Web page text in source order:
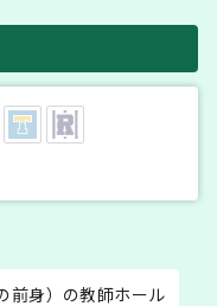
前身）の教師ホール